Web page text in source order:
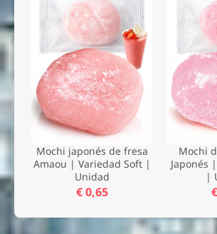
Mochi japonés de fresa
Amaou | Variedad Soft |
Unidad
€ 0,65
Mochi
Japonés
|